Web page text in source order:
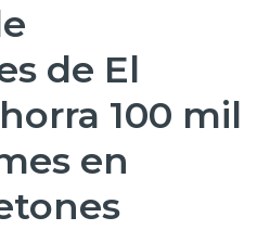
de El
100 mil
en